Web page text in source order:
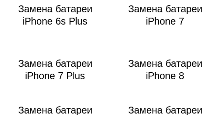
Замена батареи
iPhone 6s Plus
Замена батареи
iPhone 7
Замена батареи
iPhone 7 Plus
Замена батареи
iPhone 8
Замена батареи
Замена батареи